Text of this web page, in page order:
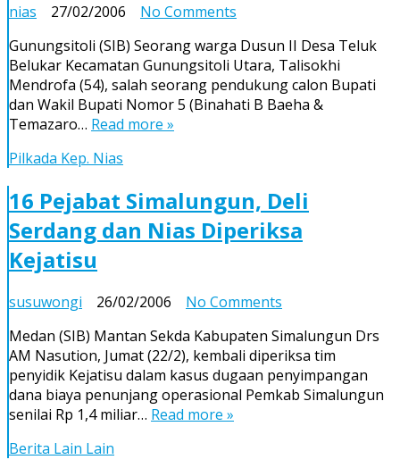
nias 27/02/2006 No Comments
Pasca
Kampanye
di
Nias
Dibunuh
Pendukung
No.4
Gunungsitoli (SIB) Seorang warga Dusun II Desa Teluk
Belukar Kecamatan Gunungsitoli Utara, Talisokhi
Mendrofa (54), salah seorang pendukung calon Bupati
dan Wakil Bupati Nomor 5 (Binahati B Baeha &
Temazaro… Read more »
Pilkada Kep. Nias
16 Pejabat Simalungun, Deli
Serdang dan Nias Diperiksa
Kejatisu
susuwongi 26/02/2006 No Comments
Pejabat
Simalungun,
Deli
Serdang
Medan (SIB) Mantan Sekda Kabupaten Simalungun Drs
AM Nasution, Jumat (22/2), kembali diperiksa tim
penyidik Kejatisu dalam kasus dugaan penyimpangan
dana biaya penunjang operasional Pemkab Simalungun
senilai Rp 1,4 miliar… Read more »
Berita Lain Lain